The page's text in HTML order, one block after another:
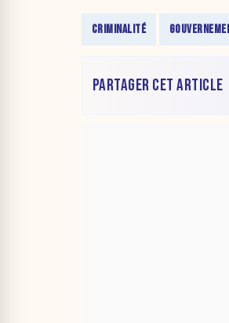
CRIMINALITÉ
PARTAGER CET ARTICLE